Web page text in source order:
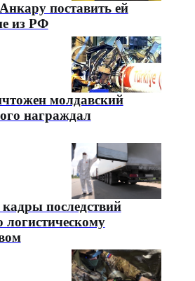
поставить ей
из РФ
молдавский
награждал
последствий